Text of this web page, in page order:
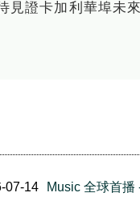
證卡加利華埠未
07-14
Music 全球首播